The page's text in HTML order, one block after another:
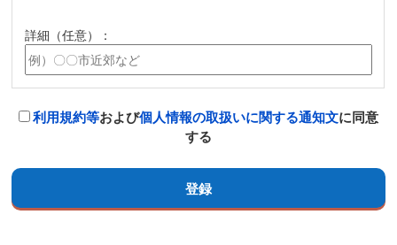
詳細（任意）：
利用規約等および個人情報の取扱いに関する通知文に同意
する